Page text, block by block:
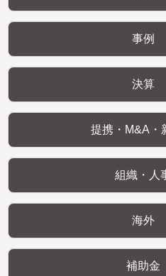
事例
決算
提携・M&A・
組織・人
海外
補助金